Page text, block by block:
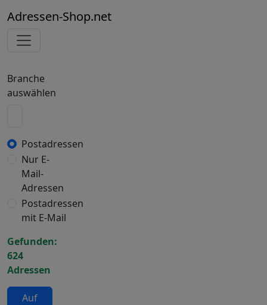
Adressen-Shop.net
Branche
auswählen
Postadressen
Nur E-
Mail-
Adressen
Postadressen
mit E-Mail
Gefunden:
624
Adressen
Auf